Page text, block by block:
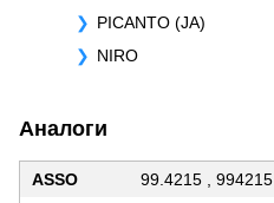
PICANTO (JA)
NIRO
Аналоги
ASSO
99.4215 , 994215